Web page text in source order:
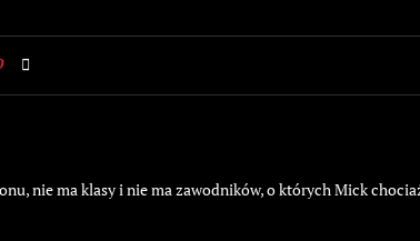
nie ma klasy i nie ma zawodników, o których Mick